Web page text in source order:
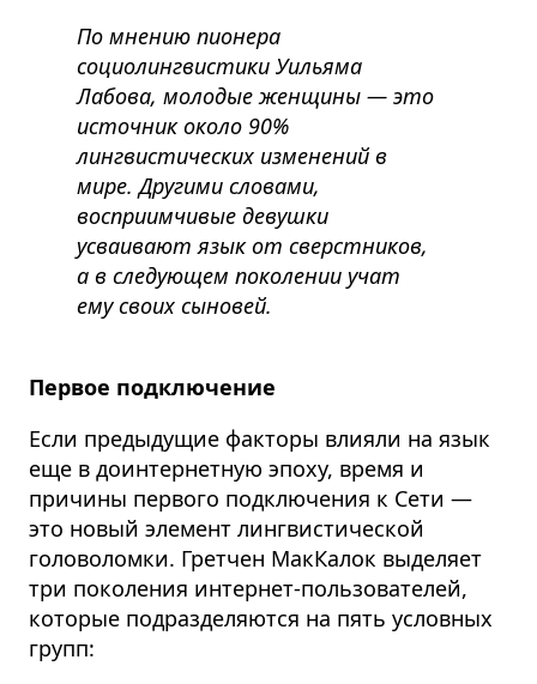
По мнению пионера
социолингвистики Уильяма
Лабова, молодые женщины — это
источник около 90%
лингвистических изменений в
мире. Другими словами,
восприимчивые девушки
усваивают язык от сверстников,
а в следующем поколении учат
ему своих сыновей.
Первое подключение
Если предыдущие факторы влияли на язык
еще в доинтернетную эпоху, время и
причины первого подключения к Сети —
это новый элемент лингвистической
головоломки. Гретчен МакКалок выделяет
три поколения интернет-пользователей,
которые подразделяются на пять условных
групп: